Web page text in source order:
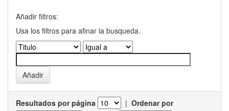
Añadir filtros:
Usa los filtros para afinar la busqueda.
Resultados por página | Ordenar por